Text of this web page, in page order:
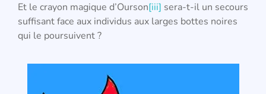
Et le crayon magique d’Ourson[iii] sera-t-il un secours
suffisant face aux individus aux larges bottes noires
qui le poursuivent ?